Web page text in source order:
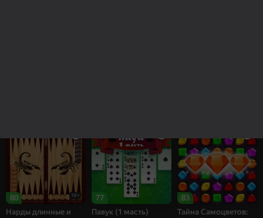
80 16+
Нарды длинные и
77
Павук (1 масть)
83
Тайна Самоцветов: